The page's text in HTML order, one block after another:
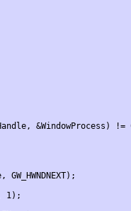
&WindowProcess) !=
GW_HWNDNEXT);
1);